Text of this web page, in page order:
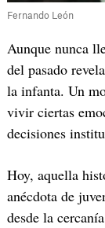
Fernando León
Aunque nunca
del pasado
la infanta. Un
vivir ciertas
decisiones
Hoy, aquella
anécdota de
desde la